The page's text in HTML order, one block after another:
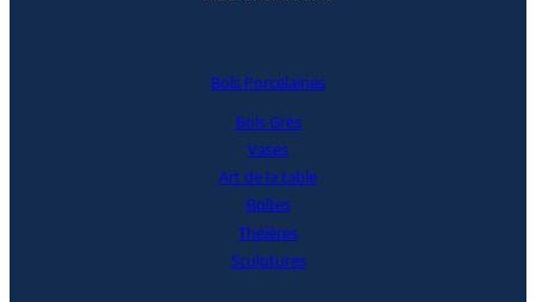
Bols Porcelaines
Bols Grès
Vases
Art de la table
Boîtes
Théières
Sculptures